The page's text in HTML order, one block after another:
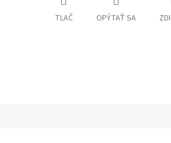
TLAČ OPÝTAŤ SA